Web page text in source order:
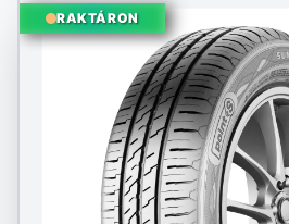
RAKTÁRON